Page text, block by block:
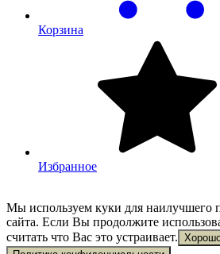
Корзина
Избранное
Мы используем куки для наилучшего
сайта. Если Вы продолжите
считать что Вас это устраивает.